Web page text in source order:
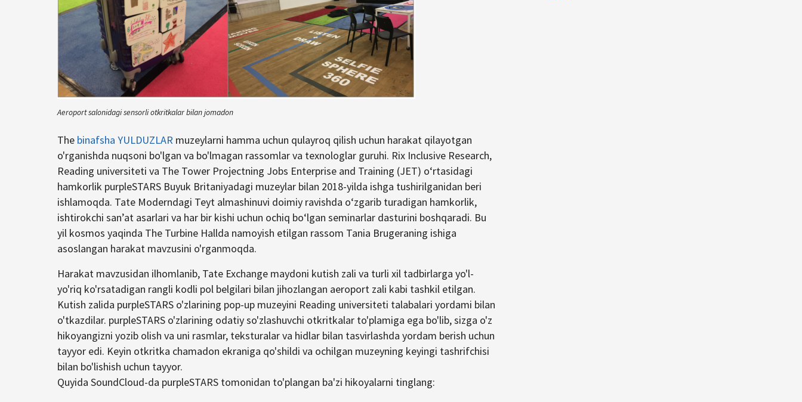
Aeroport salonidagi sensorli otkritkalar bilan jomadon
The binafsha YULDUZLAR muzeylarni hamma uchun qulayroq qilish uchun harakat qilayotgan
o'rganishda nuqsoni bo'lgan va bo'lmagan rassomlar va texnologlar guruhi. Rix Inclusive Research,
Reading universiteti va The Tower Projectning Jobs Enterprise and Training (JET) oʻrtasidagi
hamkorlik purpleSTARS Buyuk Britaniyadagi muzeylar bilan 2018-yilda ishga tushirilganidan beri
ishlamoqda. Tate Moderndagi Teyt almashinuvi doimiy ravishda oʻzgarib turadigan hamkorlik,
ishtirokchi sanʼat asarlari va har bir kishi uchun ochiq boʻlgan seminarlar dasturini boshqaradi. Bu
yil kosmos yaqinda The Turbine Hallda namoyish etilgan rassom Tania Brugeraning ishiga
asoslangan harakat mavzusini o'rganmoqda.
Harakat mavzusidan ilhomlanib, Tate Exchange maydoni kutish zali va turli xil tadbirlarga yo'l-
yo'riq ko'rsatadigan rangli kodli pol belgilari bilan jihozlangan aeroport zali kabi tashkil etilgan.
Kutish zalida purpleSTARS o'zlarining pop-up muzeyini Reading universiteti talabalari yordami bilan
o'tkazdilar. purpleSTARS o'zlarining odatiy so'zlashuvchi otkritkalar to'plamiga ega bo'lib, sizga o'z
hikoyangizni yozib olish va uni rasmlar, teksturalar va hidlar bilan tasvirlashda yordam berish uchun
tayyor edi. Keyin otkritka chamadon ekraniga qo'shildi va ochilgan muzeyning keyingi tashrifchisi
bilan bo'lishish uchun tayyor.
Quyida SoundCloud-da purpleSTARS tomonidan to'plangan ba'zi hikoyalarni tinglang: